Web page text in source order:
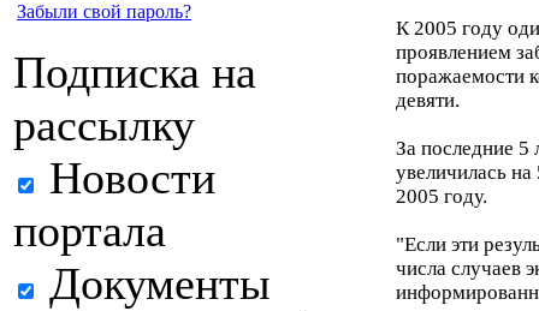
Забыли свой пароль?
Подписка на
рассылку
Новости
портала
Документы
К 2005 году
проявлением
поражаемости
девяти.
За последние 5
увеличилась
2005 году.
"Если эти
числа случаев